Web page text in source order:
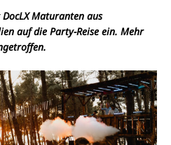
Maturanten aus
auf die Party-Reise ein. Mehr